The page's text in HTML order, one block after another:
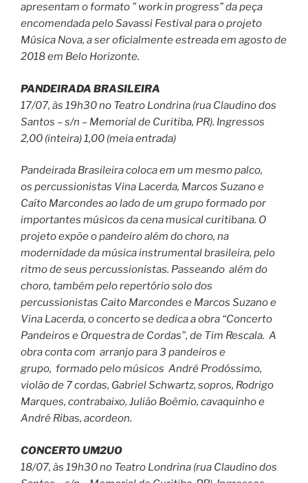
apresentam o formato ” work in progress” da peça
encomendada pelo Savassi Festival para o projeto
Música Nova, a ser oficialmente estreada em agosto de
2018 em Belo Horizonte.
PANDEIRADA BRASILEIRA
17/07, às 19h30 no Teatro Londrina (rua Claudino dos
Santos – s/n – Memorial de Curitiba, PR). Ingressos
2,00 (inteira) 1,00 (meia entrada)
Pandeirada Brasileira coloca em um mesmo palco,
os percussionistas Vina Lacerda, Marcos Suzano e
Caíto Marcondes ao lado de um grupo formado por
importantes músicos da cena musical curitibana. O
projeto expõe o pandeiro além do choro, na
modernidade da música instrumental brasileira, pelo
ritmo de seus percussionistas. Passeando além do
choro, também pelo repertório solo dos
percussionistas Caito Marcondes e Marcos Suzano e
Vina Lacerda, o concerto se dedica a obra “Concerto
Pandeiros e Orquestra de Cordas”, de Tim Rescala. A
obra conta com arranjo para 3 pandeiros e
grupo, formado pelo músicos André Prodóssimo,
violão de 7 cordas, Gabriel Schwartz, sopros, Rodrigo
Marques, contrabaixo, Julião Boêmio, cavaquinho e
André Ribas, acordeon.
CONCERTO UM2UO
18/07, às 19h30 no Teatro Londrina (rua Claudino dos